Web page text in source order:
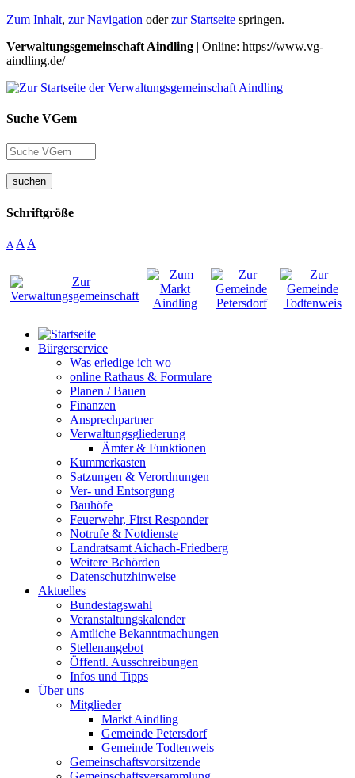
Zum Inhalt, zur Navigation oderzur Startseite springen.
Verwaltungsgemeinschaft Aindling | Online: https://www.vg-
aindling.de/
Suche VGem
suchen
Schriftgröße
A A A
Bürgerservice
Was erledige ich wo
online Rathaus & Formulare
Planen / Bauen
Finanzen
Ansprechpartner
Verwaltungsgliederung
Ämter & Funktionen
Kummerkasten
Satzungen & Verordnungen
Ver- und Entsorgung
Bauhöfe
Feuerwehr, First Responder
Notrufe & Notdienste
Landratsamt Aichach-Friedberg
Weitere Behörden
Datenschutzhinweise
Aktuelles
Bundestagswahl
Veranstaltungskalender
Amtliche Bekanntmachungen
Stellenangebot
Öffentl. Ausschreibungen
Infos und Tipps
Über uns
Mitglieder
Markt Aindling
Gemeinde Petersdorf
Gemeinde Todtenweis
Gemeinschaftsvorsitzende